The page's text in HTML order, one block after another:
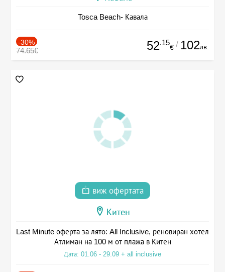
Tosca Beach- Кавала
-30%
74.65€ 52.15
€ / 102лв.
виж офертата
Китен
Last Minute оферта за лято: All Inclusive, реновиран хотел
Атлиман на 100 м от плажа в Китен
Дата: 01.06 - 29.09 + all inclusive